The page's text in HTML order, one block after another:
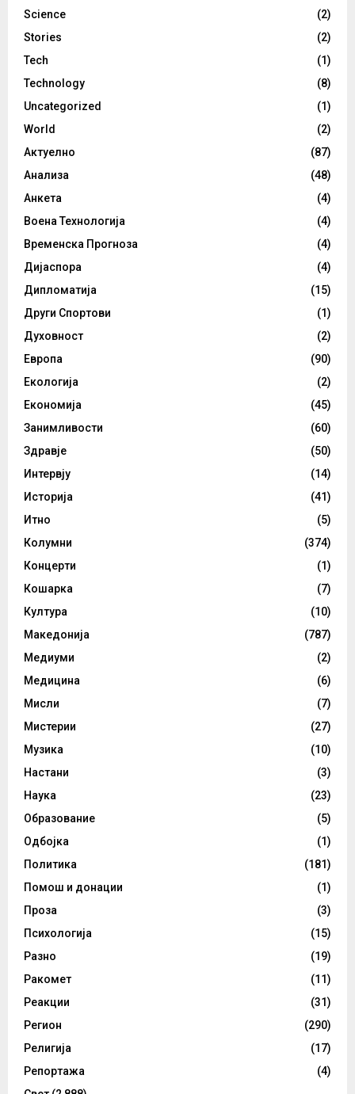
Science
(2)
Stories
(2)
Tech
(1)
Technology
(8)
Uncategorized
(1)
World
(2)
Актуелно
(87)
Анализа
(48)
Анкета
(4)
Воена Технологија
(4)
Временска Прогноза
(4)
Дијаспора
(4)
Дипломатија
(15)
Други Спортови
(1)
Духовност
(2)
Европа
(90)
Екологија
(2)
Економија
(45)
Занимливости
(60)
Здравје
(50)
Интервју
(14)
Историја
(41)
Итно
(5)
Колумни
(374)
Концерти
(1)
Кошарка
(7)
Култура
(10)
Македонија
(787)
Медиуми
(2)
Медицина
(6)
Мисли
(7)
Мистерии
(27)
Музика
(10)
Настани
(3)
Наука
(23)
Образование
(5)
Одбојка
(1)
Политика
(181)
Помош и донации
(1)
Проза
(3)
Психологија
(15)
Разно
(19)
Ракомет
(11)
Реакции
(31)
Регион
(290)
Религија
(17)
Репортажа
(4)